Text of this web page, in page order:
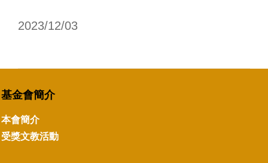
2023/12/03
基金會簡介
本會簡介
受獎文教活動